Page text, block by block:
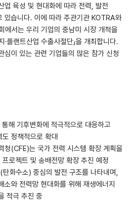
업 육성 및 현대화에 따라 전력, 발전
있습니다. 이에 따라 주관기관 KOTRA와
에서는 우리 기업의 중남미 시장 개척을
·플랜트산업 수출사절단」을 개최합니다.
심이 있는 관련 기업들의 많은 참가 신청
해 기후변화에 적극적으로 대응하고
정책적으로 확대
(CFE)는 국가 전력 시스템 확장 계획을
로젝트 및 송배전망 확장 추진 예정
화수소) 중심의 발전 구조를 나타내며,
소와 전력망 현대화를 위해 재생에너지
적극 추진 중